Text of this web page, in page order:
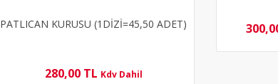
PATLICAN KURUSU (1DİZİ=45,50 ADET)
280,00 TL Kdv Dahil